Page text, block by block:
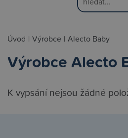
Úvod | Výrobce | Alecto Baby
Výrobce Alecto
K vypsání nejsou žádné